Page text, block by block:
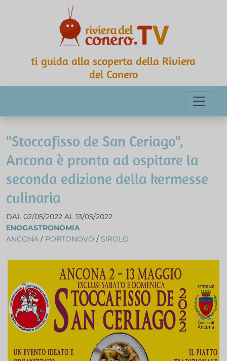
ti guida alla scoperta della Riviera
del Conero
"Stoccafisso de San Ceriago",
Ancona è pronta ad ospitare la
seconda edizione della kermesse
culinaria
DAL 02/05/2022 AL 13/05/2022
ENOGASTRONOMIA
ANCONA / PORTONOVO / SIROLO